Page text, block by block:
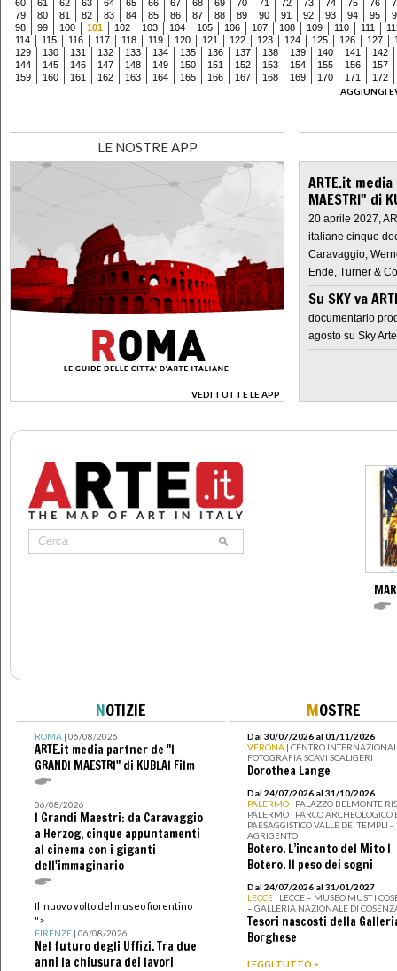
60 61 62 63 64 65 66 67 68 69 70 71 72 73 74 75 76
79
80 81 82 83 84 85 86 87 88 89 90 91 92 93 94 95
98
99 100 101 102 103 104 105 106 107 108 109 110 111
114
115 116 117 118 119 120 121 122 123 124 125 126 127
129
130 131 132 133 134 135 136 137 138 139 140 141
142
144
145 146 147 148 149 150 151 152 153 154 155 156
157
159
160 161 162 163 164 165 166 167 168 169 170 171
172
AGGIUNGI
LE NOSTRE APP
VEDI TUTTE LE APP
>
ARTE.it
MAESTRI" di
20 aprile 2027,
italiane cinque
Caravaggio,
Ende, Turner &
Su SKY va
documentario
agosto su Sky Arte
NOTIZIE
ROMA| 06/08/2026
ARTE.it media partner de "I
GRANDI MAESTRI" di KUBLAI Film
06/08/2026
I Grandi Maestri: da Caravaggio
a Herzog, cinque appuntamenti
al cinema con i giganti
dell'immaginario
Il nuovo volto del museo fiorentino
">
FIRENZE| 06/08/2026
Nel futuro degli Uffizi. Tra due
anni la chiusura dei lavori
MOSTRE
Dal 30/07/2026 al 01/11/2026
VERONA | CENTRO
FOTOGRAFIA SCAVI SCALIGERI
Dorothea Lange
Dal 24/07/2026 al 31/10/2026
PALERMO | PALAZZO BELMONTE
PALERMO I PARCO ARCHEOLOGICO
PAESAGGISTICO VALLE DEI TEMPLI -
AGRIGENTO
Botero. L’incanto del Mito I
Botero. Il peso dei sogni
Dal 24/07/2026 al 31/01/2027
LECCE | LECCE – MUSEO MUST I
– GALLERIA NAZIONALE DI
Tesori nascosti della
Borghese
LEGGI TUTTO >